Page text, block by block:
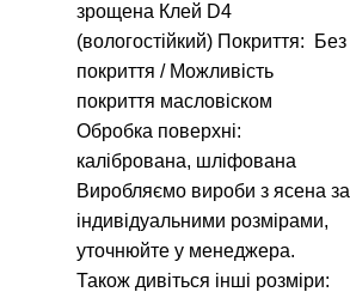
зрощена Клей D4
(вологостійкий) Покриття: Без
покриття / Можливість
покриття масловіском
Обробка поверхні:
калібрована, шліфована
Виробляємо вироби з ясена за
індивідуальними розмірами,
уточнюйте у менеджера.
Також дивіться інші розміри: